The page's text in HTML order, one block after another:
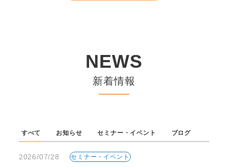
NEWS
新着情報
すべて お知らせ セミナー・イベント ブログ
2026/07/28 セミナー・イベント